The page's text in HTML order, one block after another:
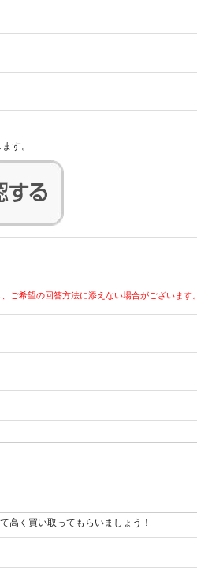
す。
ご希望の回答方法に添えない場合がございます。
高く買い取ってもらいましょう！